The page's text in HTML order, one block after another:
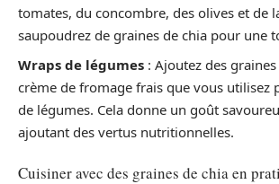
tomates, du concombre, des olives et de
saupoudrez de graines de chia pour une
Wraps de légumes : Ajoutez des
crème de fromage frais que vous utilisez
de légumes. Cela donne un goût
ajoutant des vertus nutritionnelles.
Cuisiner avec des graines de chia en